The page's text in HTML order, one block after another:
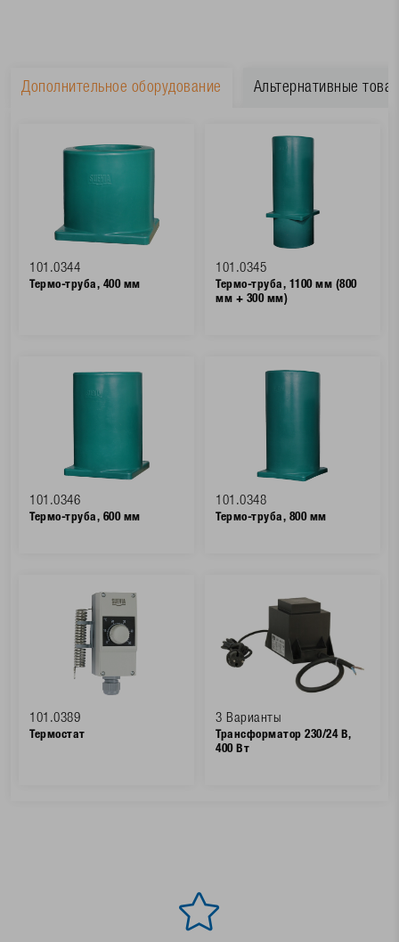
Дополнительное оборудование Альтернативные
101.0344
Термо-труба, 400 мм
101.0345
Термо-труба, 1100 мм (800
мм + 300 мм)
101.0346
Термо-труба, 600 мм
101.0348
Термо-труба, 800 мм
101.0389
Термостат
3 Варианты
Трансформатор 230/24 В,
400 Вт